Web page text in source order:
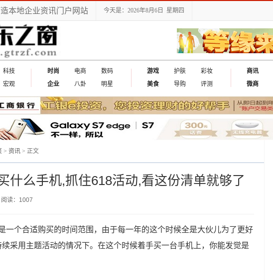
本地企业资讯门户网站 今天是：2026年8月6日 星期四
科技
宏观
时尚 电商
数码
企业
八卦 明星
游戏 护肤
彩妆
美食
导购 评测
商讯
微商
> 资讯 > 正文
什么手机,抓住618活动,看这份清单就够了
阅读：1007
一个合适购买的时间范围，由于每一年的这个时候全是大伙儿为了更好
采用主题活动的情况下。在这个时候着手买一台手机上，你能发觉是